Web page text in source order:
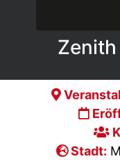
Stadt: